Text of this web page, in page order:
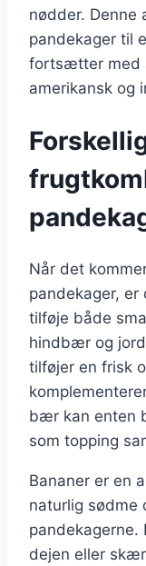
nødder. Denne
pandekager til
fortsætter med
amerikansk og
Når det
pandekager, er
tilføje både
hindbær og
tilføjer en frisk
bær kan enten
som topping
Bananer er en
naturlig sødme
pandekagerne.
dejen eller